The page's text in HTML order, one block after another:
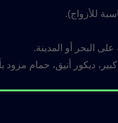
على البحر أو المدينة.
ديكور أنيق، حمام مزود